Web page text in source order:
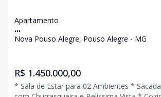
Apartamento
...
Nova Pouso Alegre, Pouso Alegre - MG
R$ 1.450.000,00
* Sala de Estar para 02 Ambientes *